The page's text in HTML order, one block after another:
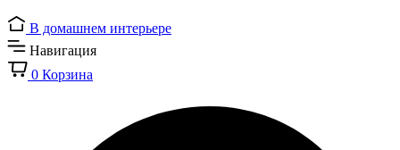
В домашнем интерьере
Навигация
0 Корзина